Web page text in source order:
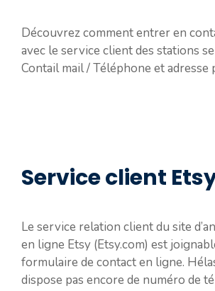
Découvrez comment entrer en
avec le service client des stations
Contail mail / Téléphone et adresse
Service client
Le service relation client du site
en ligne Etsy (Etsy.com) est
formulaire de contact en ligne.
dispose pas encore de numéro de